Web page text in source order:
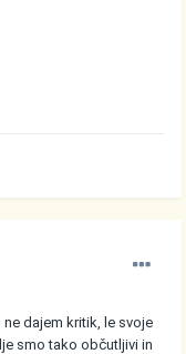
dajem kritik, le svoje
smo tako občutljivi in